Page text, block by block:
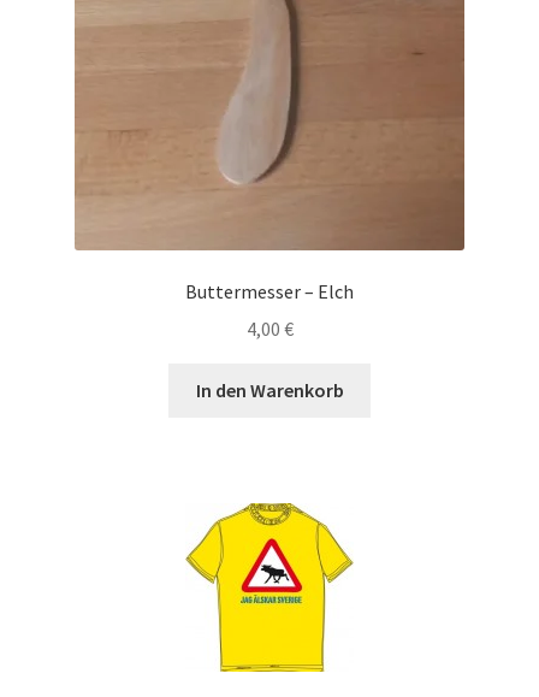
Buttermesser – Elch
4,00 €
In den Warenkorb